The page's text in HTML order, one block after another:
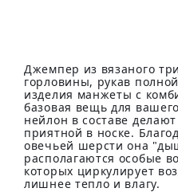
Джемпер из вязаного
горловины, рукав
изделия манжеты с
базовая вещь для
нейлон в составе
приятной в носке.
овечьей шерсти она
располагаются особые
которых циркулирует
лишнее тепло и влагу.